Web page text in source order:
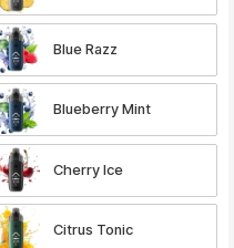
Blue Razz
Blueberry Mint
Cherry Ice
Citrus Tonic